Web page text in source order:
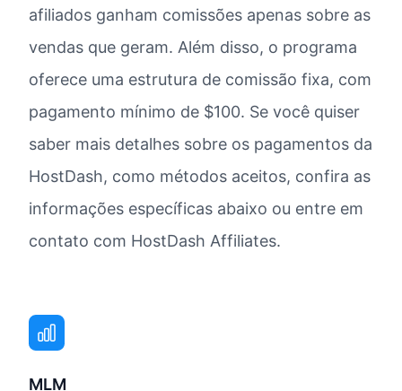
afiliados ganham comissões apenas sobre as
vendas que geram. Além disso, o programa
oferece uma estrutura de comissão fixa, com
pagamento mínimo de $100. Se você quiser
saber mais detalhes sobre os pagamentos da
HostDash, como métodos aceitos, confira as
informações específicas abaixo ou entre em
contato com HostDash Affiliates.
MLM